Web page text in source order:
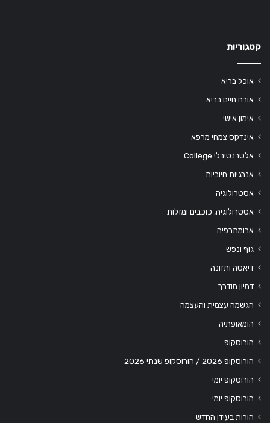
קטגוריות
אוכל בריא
אורח חיים בריא
אימון אישי
אינדקס צמחי מרפא
אלטרנטיבלי College
אנרגיות חיוביות
אסטרולוגיה
אסטרולוגיה, כוכבים ומזלות
ארומתרפיה
גוף ונפש
דיאטה ותזונה
דמיון מודרך
הגשמה עצמית והעצמה
הומאופתיה
הורוסקופ
הורוסקופ 2026 / הורוסקופ שנתי 2026
הורוסקופ יומי
הורוסקופ יומי
הורות בעידן החדש